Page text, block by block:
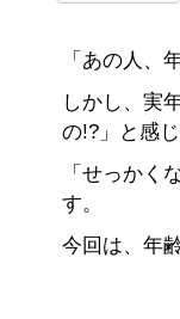
「あの人、
しかし、実
の!?」と感
「せっかく
す。
今回は、年